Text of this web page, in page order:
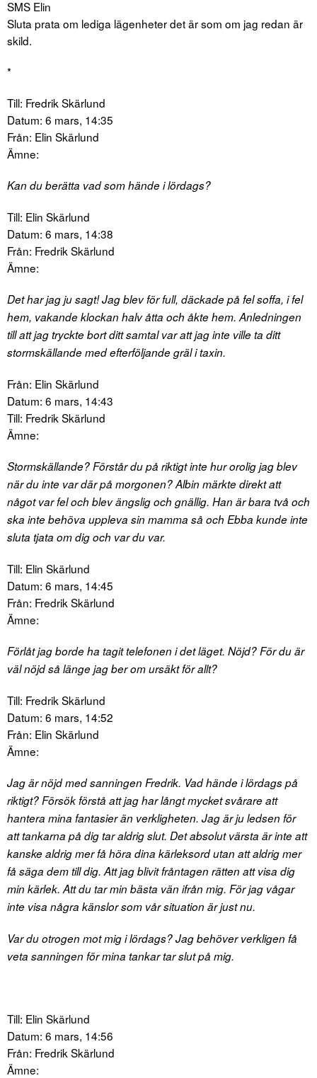
SMS Elin
Sluta prata om lediga lägenheter det är som om jag redan är
skild.
*
Till: Fredrik Skärlund
Datum: 6 mars, 14:35
Från: Elin Skärlund
Ämne:
Kan du berätta vad som hände i lördags?
Till: Elin Skärlund
Datum: 6 mars, 14:38
Från: Fredrik Skärlund
Ämne:
Det har jag ju sagt! Jag blev för full, däckade på fel soffa, i fel
hem, vakande klockan halv åtta och åkte hem. Anledningen
till att jag tryckte bort ditt samtal var att jag inte ville ta ditt
stormskällande med efterföljande gräl i taxin.
Från: Elin Skärlund
Datum: 6 mars, 14:43
Till: Fredrik Skärlund
Ämne:
Stormskällande? Förstår du på riktigt inte hur orolig jag blev
när du inte var där på morgonen? Albin märkte direkt att
något var fel och blev ängslig och gnällig. Han är bara två och
ska inte behöva uppleva sin mamma så och Ebba kunde inte
sluta tjata om dig och var du var.
Till: Elin Skärlund
Datum: 6 mars, 14:45
Från: Fredrik Skärlund
Ämne:
Förlåt jag borde ha tagit telefonen i det läget. Nöjd? För du är
väl nöjd så länge jag ber om ursäkt för allt?
Till: Fredrik Skärlund
Datum: 6 mars, 14:52
Från: Elin Skärlund
Ämne:
Jag är nöjd med sanningen Fredrik. Vad hände i lördags på
riktigt? Försök förstå att jag har långt mycket svårare att
hantera mina fantasier än verkligheten. Jag är ju ledsen för
att tankarna på dig tar aldrig slut. Det absolut värsta är inte att
kanske aldrig mer få höra dina kärleksord utan att aldrig mer
få säga dem till dig. Att jag blivit fråntagen rätten att visa dig
min kärlek. Att du tar min bästa vän ifrån mig. För jag vågar
inte visa några känslor som vår situation är just nu.
Var du otrogen mot mig i lördags? Jag behöver verkligen få
veta sanningen för mina tankar tar slut på mig.
Till: Elin Skärlund
Datum: 6 mars, 14:56
Från: Fredrik Skärlund
Ämne: